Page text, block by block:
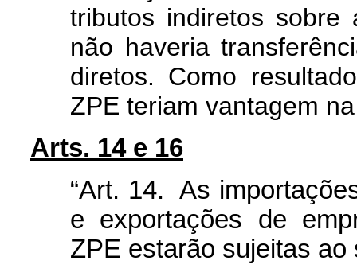
tributos indiretos sobre
não haveria
diretos. Como
ZPE teriam vantagem
Arts. 14 e 16
“Art. 14. As
e exportações de
ZPE estarão sujeitas